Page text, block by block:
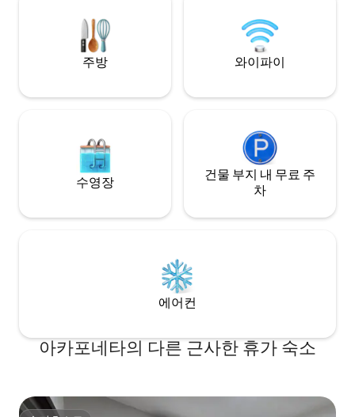
주방 와이파이
수영장
건물 부지 내 무료 주
차
에어컨
아카포네타의 다른 근사한 휴가 숙소